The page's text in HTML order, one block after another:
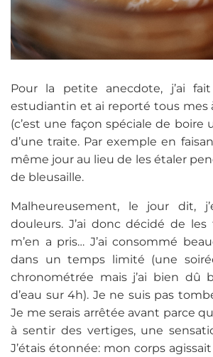
Pour la petite anecdote, j’ai
estudiantin et ai reporté tous mes
(c’est une façon spéciale de boire
d’une traite. Par exemple en
même jour au lieu de les étaler
de bleusaille.
Malheureusement, le jour dit,
douleurs. J’ai donc décidé de les
m’en a pris… J’ai consommé
dans un temps limité (une
chronométrée mais j’ai bien dû
d’eau sur 4h). Je ne suis pas
Je me serais arrêtée avant parce
à sentir des vertiges, une
J’étais étonnée: mon corps